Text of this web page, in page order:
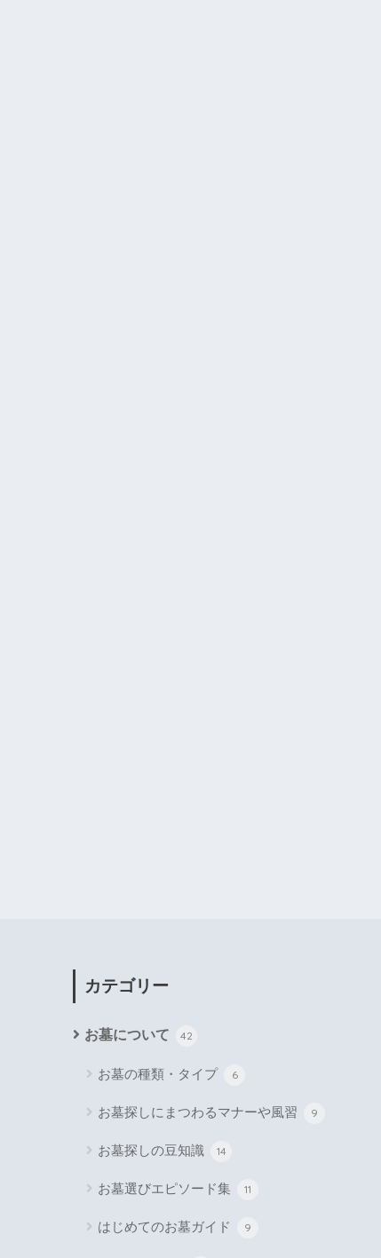
カテゴリー
お墓について 42
お墓の種類・タイプ 6
お墓探しにまつわるマナーや風習 9
お墓探しの豆知識 14
お墓選びエピソード集 11
はじめてのお墓ガイド 9